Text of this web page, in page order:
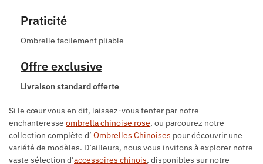
Praticité
Ombrelle facilement pliable
Offre exclusive
Livraison standard offerte
Si le cœur vous en dit, laissez-vous tenter par notre
enchanteresse ombrella chinoise rose, ou parcourez notre
collection complète d’ Ombrelles Chinoises pour découvrir une
variété de modèles. D’ailleurs, nous vous invitons à explorer notre
vaste sélection d’accessoires chinois, disponibles sur notre